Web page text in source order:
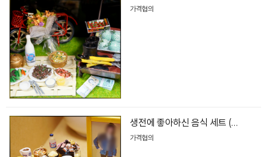
가격협의
생전에 좋아하신 음식 세트 (생일상,케이크,간식,꽃다발,액자)
가격협의